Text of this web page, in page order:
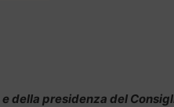
e della presidenza del